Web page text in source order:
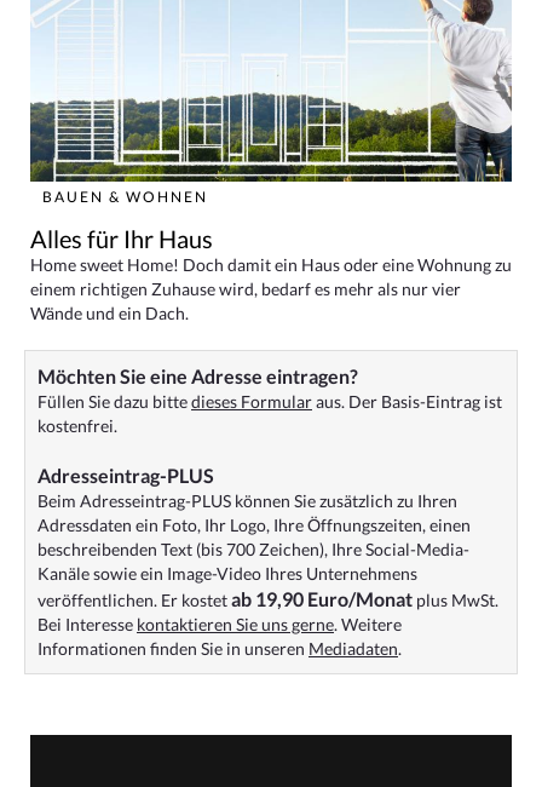
BAUEN & WOHNEN
Alles für Ihr Haus
Home sweet Home! Doch damit ein Haus oder eine Wohnung zu
einem richtigen Zuhause wird, bedarf es mehr als nur vier
Wände und ein Dach.
Möchten Sie eine Adresse eintragen?
Füllen Sie dazu bittedieses Formularaus. Der Basis-Eintrag ist
kostenfrei.
Adresseintrag-PLUS
Beim Adresseintrag-PLUS können Sie zusätzlich zu Ihren
Adressdaten ein Foto, Ihr Logo, Ihre Öffnungszeiten, einen
beschreibenden Text (bis 700 Zeichen), Ihre Social-Media-
Kanäle sowie ein Image-Video Ihres Unternehmens
veröffentlichen. Er kostetab 19,90 Euro/Monat plus MwSt.
Bei Interesse kontaktieren Sie uns gerne. Weitere
Informationen finden Sie in unseren Mediadaten.